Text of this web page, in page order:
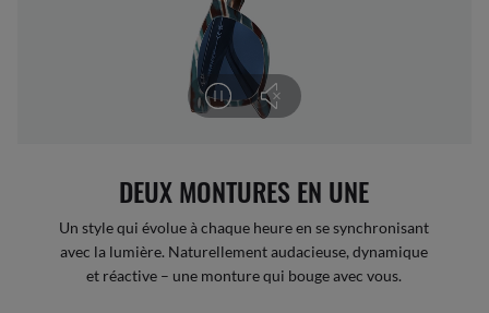
DEUX MONTURES EN UNE
Un style qui évolue à chaque heure en se synchronisant
avec la lumière. Naturellement audacieuse, dynamique
et réactive – une monture qui bouge avec vous.